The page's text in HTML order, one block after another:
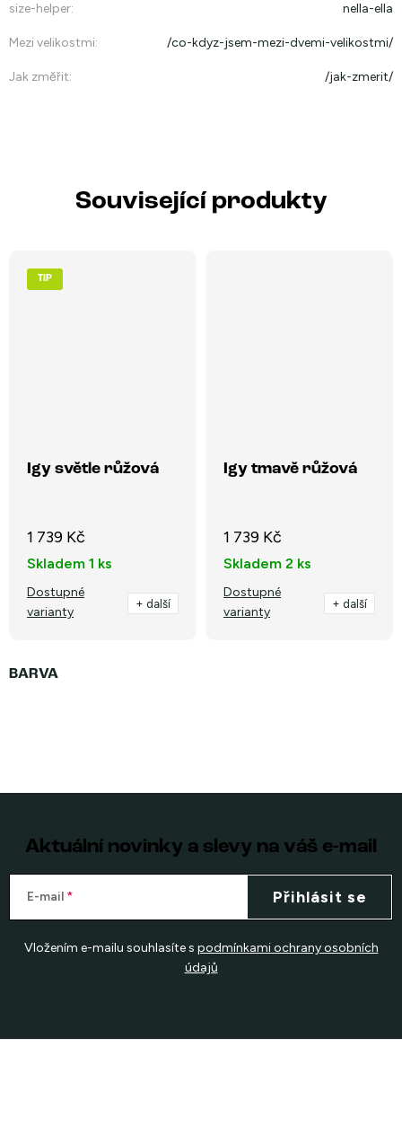
size-helper: nella-ella
Mezi velikostmi: /co-kdyz-jsem-mezi-dvemi-velikostmi/
Jak změřit: /jak-zmerit/
Související produkty
TIP
Igy světle růžová
1 739 Kč
Skladem 1 ks
Dostupné
varianty
+ další
Igy tmavě růžová
1 739 Kč
Skladem 2 ks
Dostupné
varianty
+ další
Aktuální novinky a slevy na váš e-mail
E-mail
Vložením e-mailu souhlasíte s podmínkami ochrany osobních
údajů
Přihlásit se